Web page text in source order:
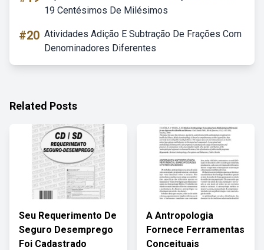
19 Centésimos De Milésimos
#20 Atividades Adição E Subtração De Frações Com
Denominadores Diferentes
Related Posts
Seu Requerimento De
Seguro Desemprego
Foi Cadastrado
A Antropologia
Fornece Ferramentas
Conceituais